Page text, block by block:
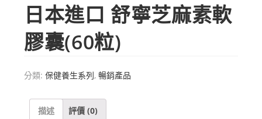
日本進口 舒寧芝麻素軟
膠囊(60粒)
分類:保健養生系列,暢銷產品
描述 評價 (0)